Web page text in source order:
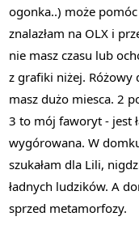
ogonka..) może
znalazłam na OLX i
nie masz czasu lub
z grafiki niżej. Różowy
masz dużo miesca. 2
3 to mój faworyt - jest
wygórowana. W
szukałam dla Lili,
ładnych ludzików. A
sprzed metamorfozy.